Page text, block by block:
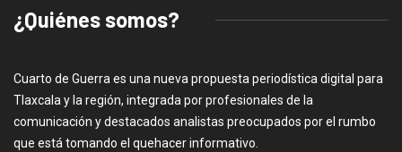
¿Quiénes somos?
Cuarto de Guerra es una nueva propuesta periodística digital para
Tlaxcala y la región, integrada por profesionales de la
comunicación y destacados analistas preocupados por el rumbo
que está tomando el quehacer informativo.